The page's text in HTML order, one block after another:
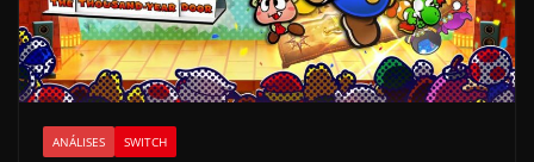
ANÁLISES SWITCH